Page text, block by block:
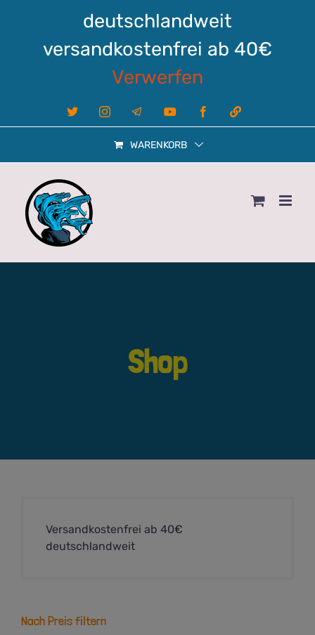
deutschlandweit
versandkostenfrei ab 40€
Verwerfen
X InstagramTelegram YouTube FacebookLinktree
WARENKORB
Shop
Versandkostenfrei ab 40€
deutschlandweit
Nach Preis filtern